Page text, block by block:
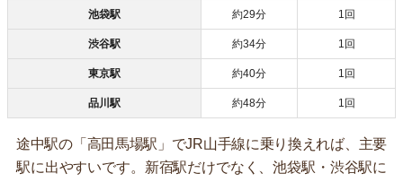
池袋駅 約29分 1回
渋谷駅 約34分 1回
東京駅 約40分 1回
品川駅 約48分 1回
途中駅の「高田馬場駅」でJR山手線に乗り換えれば、主要
駅に出やすいです。新宿駅だけでなく、池袋駅・渋谷駅に